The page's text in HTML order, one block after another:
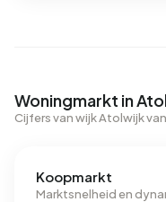
Woningmarkt in
Cijfers van wijk Atolwijk
Koopmarkt
Marktsnelheid en